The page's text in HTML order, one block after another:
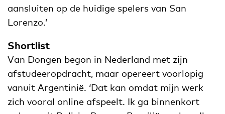
aansluiten op de huidige spelers van San
Lorenzo.’
Shortlist
Van Dongen begon in Nederland met zijn
afstudeeropdracht, maar opereert voorlopig
vanuit Argentinië. ‘Dat kan omdat mijn werk
zich vooral online afspeelt. Ik ga binnenkort